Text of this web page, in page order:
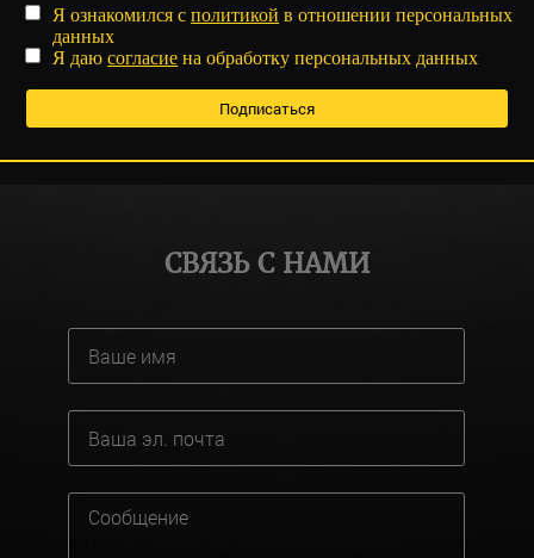
Я ознакомился сполитикой в отношении персональных
данных
Я даюсогласие на обработку персональных данных
СВЯЗЬ С НАМИ